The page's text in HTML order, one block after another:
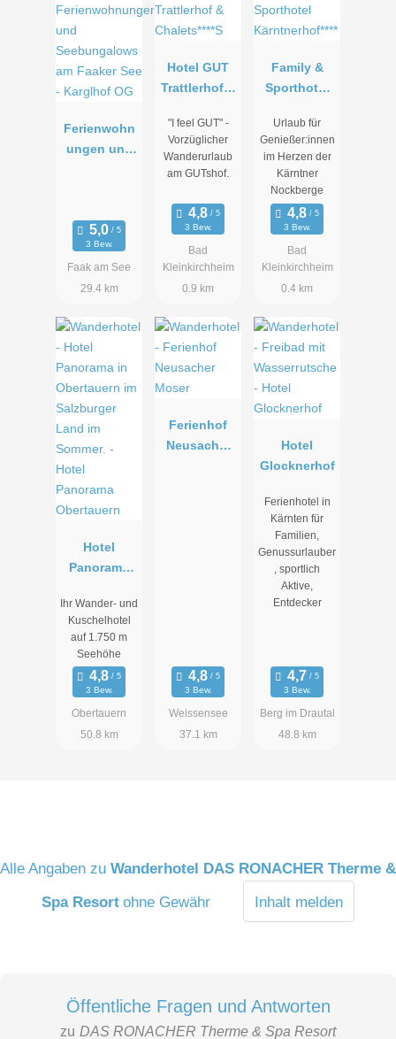
Ferienwohn
ungen und
Karglhof OG
3 Bew.
Faak am See
29.4 km
Hotel GUT
Trattlerhof &
"I feel GUT" -
Vorzüglicher
Wanderurlaub
am GUTshof.
3 Bew.
Bad
Kleinkirchheim
0.9 km
Family &
Sporthotel
***
Urlaub für
Genießer:innen
im Herzen der
Kärntner
Nockberge
3 Bew.
Bad
Kleinkirchheim
0.4 km
Hotel
Panorama
Ihr Wander- und
Kuschelhotel
auf 1.750 m
Seehöhe
3 Bew.
Obertauern
50.8 km
Ferienhof
Neusacher
3 Bew.
Weissensee
37.1 km
Hotel
Glocknerhof
Ferienhotel in
Kärnten für
Familien,
Genussurlauber
, sportlich
Aktive,
Entdecker
3 Bew.
Berg im Drautal
48.8 km
Alle Angaben zu Wanderhotel DAS RONACHER Therme &
Spa Resort ohne Gewähr Inhalt melden
Öffentliche Fragen und Antworten
zu DAS RONACHER Therme & Spa Resort